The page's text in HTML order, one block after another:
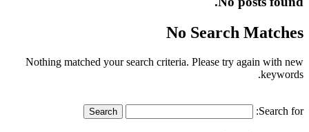
No Search Matches
Nothing matched your search criteria. Please try again with new
keywords.
Search for: